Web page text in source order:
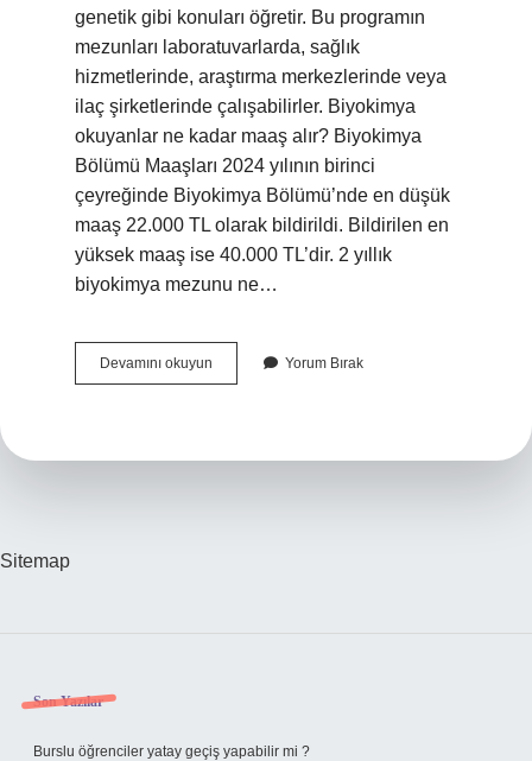
genetik gibi konuları öğretir. Bu programın
mezunları laboratuvarlarda, sağlık
hizmetlerinde, araştırma merkezlerinde veya
ilaç şirketlerinde çalışabilirler. Biyokimya
okuyanlar ne kadar maaş alır? Biyokimya
Bölümü Maaşları 2024 yılının birinci
çeyreğinde Biyokimya Bölümü’nde en düşük
maaş 22.000 TL olarak bildirildi. Bildirilen en
yüksek maaş ise 40.000 TL’dir. 2 yıllık
biyokimya mezunu ne…
Devamını okuyun Biyokimya
Okuyanlar
Yorum Bırak
Sitemap
Sidebar
Son Yazılar
Burslu öğrenciler yatay geçiş yapabilir mi ?